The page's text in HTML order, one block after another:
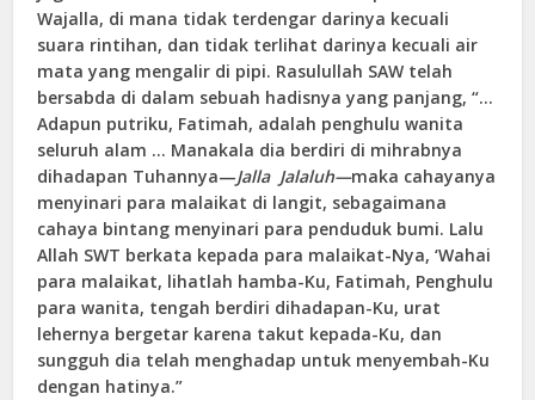
Wajalla, di mana tidak terdengar darinya kecuali
suara rintihan, dan tidak terlihat darinya kecuali air
mata yang mengalir di pipi. Rasulullah SAW telah
bersabda di dalam sebuah hadisnya yang panjang, “…
Adapun putriku, Fatimah, adalah penghulu wanita
seluruh alam … Manakala dia berdiri di mihrabnya
dihadapan Tuhannya—Jalla Jalaluh—maka cahayanya
menyinari para malaikat di langit, sebagaimana
cahaya bintang menyinari para penduduk bumi. Lalu
Allah SWT berkata kepada para malaikat-Nya, ‘Wahai
para malaikat, lihatlah hamba-Ku, Fatimah, Penghulu
para wanita, tengah berdiri dihadapan-Ku, urat
lehernya bergetar karena takut kepada-Ku, dan
sungguh dia telah menghadap untuk menyembah-Ku
dengan hatinya.”